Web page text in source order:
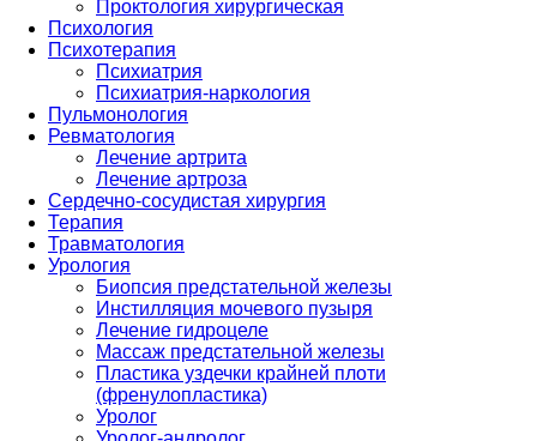
Проктология хирургическая
Психология
Психотерапия
Психиатрия
Психиатрия-наркология
Пульмонология
Ревматология
Лечение артрита
Лечение артроза
Сердечно-сосудистая хирургия
Терапия
Травматология
Урология
Биопсия предстательной железы
Инстилляция мочевого пузыря
Лечение гидроцеле
Массаж предстательной железы
Пластика уздечки крайней плоти
(френулопластика)
Уролог